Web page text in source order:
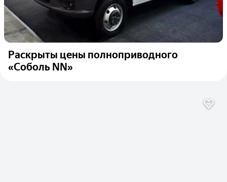
Раскрыты цены полноприводного
«Соболь NN»